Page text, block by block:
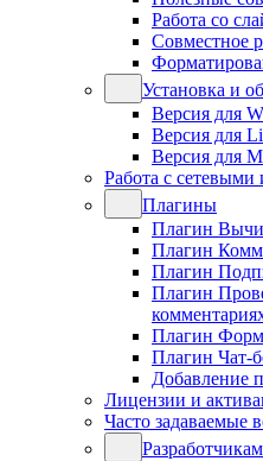
Работа со
Совместное
Установка и
Версия для
Версия для
Версия для
Работа с
Плагины
Плагин
Плагин
Плагин
Плагин
Плагин
Плагин Чат-
Добавление
Лицензии и
Часто задаваемые
Разработчикам